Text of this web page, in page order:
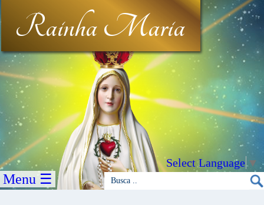
Rainha Maria
Select Language▼
Menu ☰